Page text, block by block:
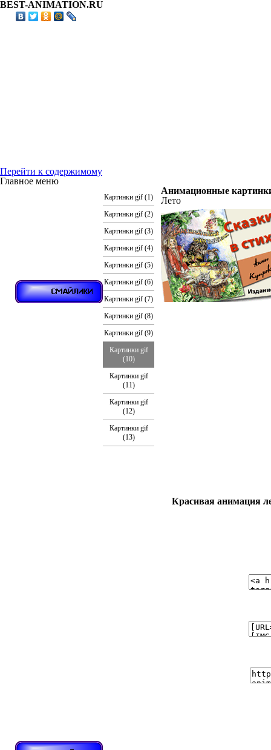
BEST-ANIMATION.RU
Перейти к содержимому
Главное меню
Картинки gif (1)
Картинки gif (2)
Картинки gif (3)
Картинки gif (4)
Картинки gif (5)
Картинки gif (6)
Картинки gif (7)
Картинки gif (8)
Картинки gif (9)
Картинки gif
(10)
Картинки gif
(11)
Картинки gif
(12)
Картинки gif
(13)
Анимационные
Лето
Красивая анимация